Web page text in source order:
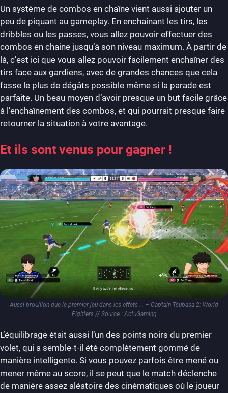
Un système de combos en chaîne vient aussi ajouter un
peu de piquant au gameplay. En enchainant les tirs, les
dribbles ou les passes, vous allez pouvoir effectuer des
combos en chaine jusqu’à son niveau maximum. À partir de
là, c’est ici que vous allez pouvoir facilement enchaîner des
tirs face aux gardiens, avec de grandes chances que cela
fasse le plus de dégâts possible même si la parade est
parfaite. Un beau moyen d’avoir presque un but facile grâce
à l’enchaînement des combos, et qui pourrait presque faire
retourner la situation à votre avantage.
Et ils sont venus pour gagner !
Aussi brouillon que le premier jeu dans les effets … – Captain Tsubasa 2: World
Fighters // Source : ActuGaming
L’équilibrage était aussi l’un des points noirs du premier
volet, qui a semble-t-il été complètement gommé de
manière intelligente. Si vous pouvez parfois être mené ou
mener même au score, il se peut que le match déclenche
de manière assez aléatoire des cinématiques où le joueur